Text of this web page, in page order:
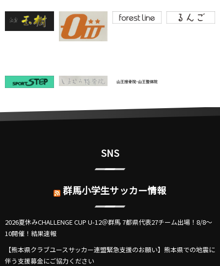
SNS
群馬小学生サッカー情報
2026夏休みCHALLENGE CUP U-12＠群馬 7都県代表27チーム出場！8/8～
10開催！結果速報
【熊本県クラブユースサッカー連盟緊急支援のお願い】熊本県での地震に
伴う支援募金にご協力ください